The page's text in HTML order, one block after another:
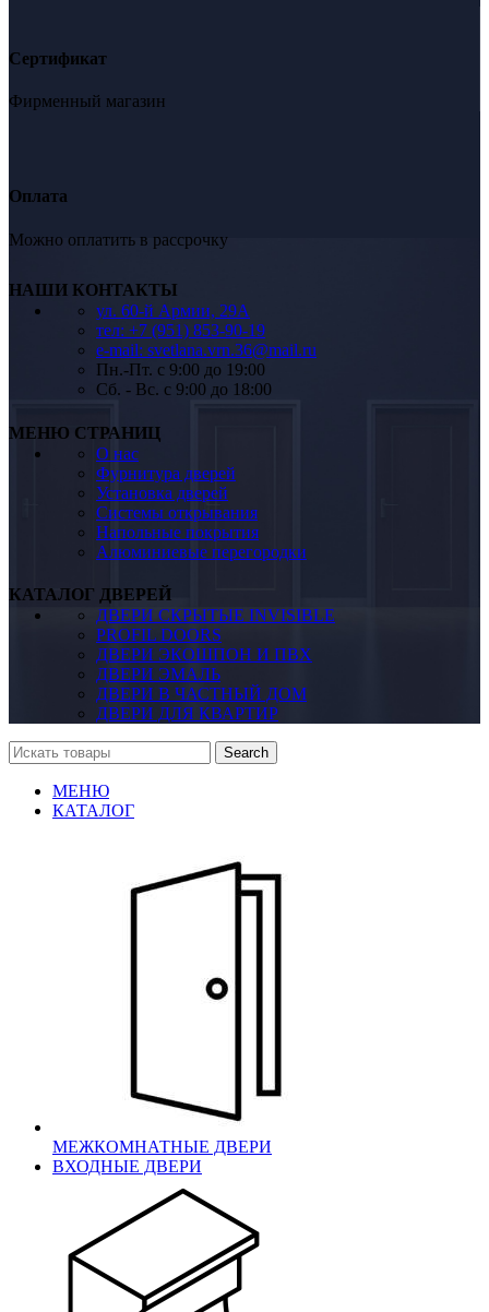
Сертификат
Фирменный магазин
Оплата
Можно оплатить в рассрочку
НАШИ КОНТАКТЫ
ул. 60-й Армии, 29А
тел: +7 (951) 853-90-19
e-mail: svetlana.vrn.36@mail.ru
Пн.-Пт. c 9:00 до 19:00
Сб. - Вс. c 9:00 до 18:00
МЕНЮ СТРАНИЦ
О нас
Фурнитура дверей
Установка дверей
Системы открывания
Напольные покрытия
Алюминиевые перегородки
КАТАЛОГ ДВЕРЕЙ
ДВЕРИ СКРЫТЫЕ INVISIBLE
PROFIL DOORS
ДВЕРИ ЭКОШПОН И ПВХ
ДВЕРИ ЭМАЛЬ
ДВЕРИ В ЧАСТНЫЙ ДОМ
ДВЕРИ ДЛЯ КВАРТИР
Search
МЕНЮ
КАТАЛОГ
МЕЖКОМНАТНЫЕ ДВЕРИ
ВХОДНЫЕ ДВЕРИ